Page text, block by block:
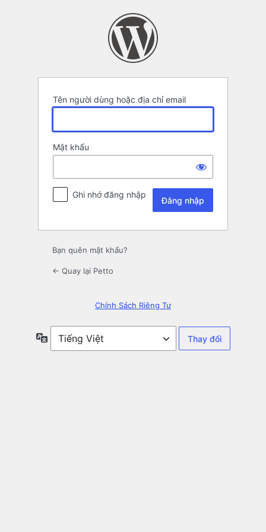
Tên người dùng hoặc địa chỉ email
Mật khẩu
Ghi nhớ đăng nhập
Bạn quên mật khẩu?
← Quay lại Petto
Chính Sách Riêng Tư
Ngôn
ngữ